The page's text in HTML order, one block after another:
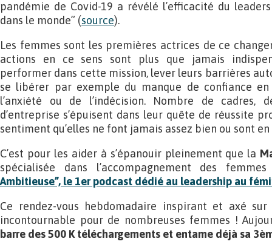
pandémie de Covid-19 a révélé l’efficacité du
dans le monde” (source).
Les femmes sont les premières actrices de ce
actions en ce sens sont plus que jamais
performer dans cette mission, lever leurs barrières
se libérer par exemple du manque de confiance
l’anxiété ou de l’indécision. Nombre de cadres,
d’entreprise s’épuisent dans leur quête de réussite
sentiment qu’elles ne font jamais assez bien ou sont
C’est pour les aider à s’épanouir pleinement que la
spécialisée dans l’accompagnement des
Ambitieuse”, le 1er podcast dédié au leadership au
Ce rendez-vous hebdomadaire inspirant et axé
incontournable pour de nombreuses femmes !
barre des 500 K téléchargements et entame déjà sa